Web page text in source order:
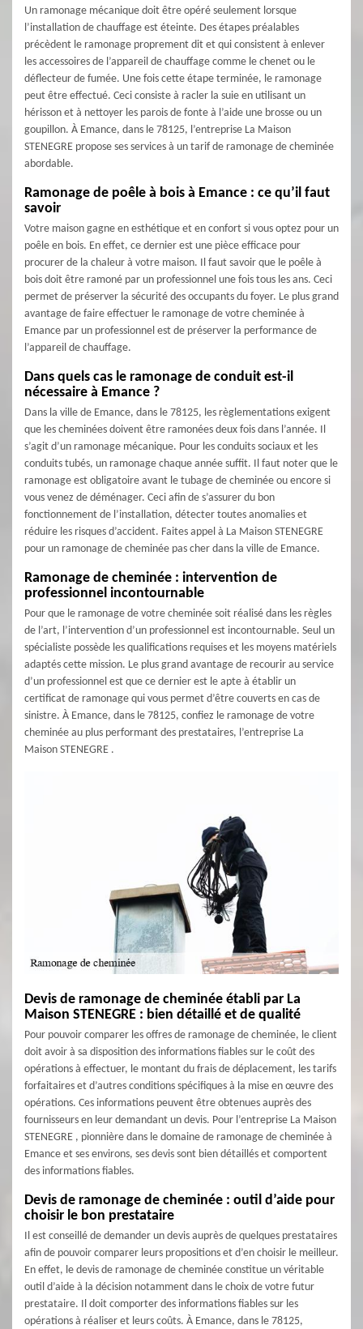
Un ramonage mécanique doit être opéré seulement lorsque
l’installation de chauffage est éteinte. Des étapes préalables
précèdent le ramonage proprement dit et qui consistent à enlever
les accessoires de l’appareil de chauffage comme le chenet ou le
déflecteur de fumée. Une fois cette étape terminée, le ramonage
peut être effectué. Ceci consiste à racler la suie en utilisant un
hérisson et à nettoyer les parois de fonte à l’aide une brosse ou un
goupillon. À Emance, dans le 78125, l’entreprise La Maison
STENEGRE propose ses services à un tarif de ramonage de cheminée
abordable.
Ramonage de poêle à bois à Emance : ce qu’il faut
savoir
Votre maison gagne en esthétique et en confort si vous optez pour un
poêle en bois. En effet, ce dernier est une pièce efficace pour
procurer de la chaleur à votre maison. Il faut savoir que le poêle à
bois doit être ramoné par un professionnel une fois tous les ans. Ceci
permet de préserver la sécurité des occupants du foyer. Le plus grand
avantage de faire effectuer le ramonage de votre cheminée à
Emance par un professionnel est de préserver la performance de
l’appareil de chauffage.
Dans quels cas le ramonage de conduit est-il
nécessaire à Emance ?
Dans la ville de Emance, dans le 78125, les règlementations exigent
que les cheminées doivent être ramonées deux fois dans l’année. Il
s’agit d’un ramonage mécanique. Pour les conduits sociaux et les
conduits tubés, un ramonage chaque année suffit. Il faut noter que le
ramonage est obligatoire avant le tubage de cheminée ou encore si
vous venez de déménager. Ceci afin de s’assurer du bon
fonctionnement de l’installation, détecter toutes anomalies et
réduire les risques d’accident. Faites appel à La Maison STENEGRE
pour un ramonage de cheminée pas cher dans la ville de Emance.
Ramonage de cheminée : intervention de
professionnel incontournable
Pour que le ramonage de votre cheminée soit réalisé dans les règles
de l’art, l’intervention d’un professionnel est incontournable. Seul un
spécialiste possède les qualifications requises et les moyens matériels
adaptés cette mission. Le plus grand avantage de recourir au service
d’un professionnel est que ce dernier est le apte à établir un
certificat de ramonage qui vous permet d’être couverts en cas de
sinistre. À Emance, dans le 78125, confiez le ramonage de votre
cheminée au plus performant des prestataires, l’entreprise La
Maison STENEGRE .
Devis de ramonage de cheminée établi par La
Maison STENEGRE : bien détaillé et de qualité
Pour pouvoir comparer les offres de ramonage de cheminée, le client
doit avoir à sa disposition des informations fiables sur le coût des
opérations à effectuer, le montant du frais de déplacement, les tarifs
forfaitaires et d’autres conditions spécifiques à la mise en œuvre des
opérations. Ces informations peuvent être obtenues auprès des
fournisseurs en leur demandant un devis. Pour l’entreprise La Maison
STENEGRE , pionnière dans le domaine de ramonage de cheminée à
Emance et ses environs, ses devis sont bien détaillés et comportent
des informations fiables.
Devis de ramonage de cheminée : outil d’aide pour
choisir le bon prestataire
Il est conseillé de demander un devis auprès de quelques prestataires
afin de pouvoir comparer leurs propositions et d’en choisir le meilleur.
En effet, le devis de ramonage de cheminée constitue un véritable
outil d’aide à la décision notamment dans le choix de votre futur
prestataire. Il doit comporter des informations fiables sur les
opérations à réaliser et leurs coûts. À Emance, dans le 78125,